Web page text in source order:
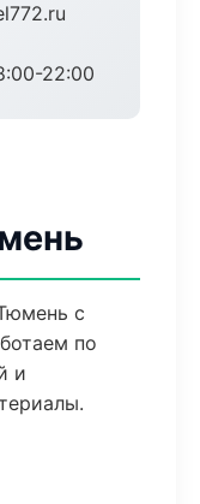
22:00
с
по
и